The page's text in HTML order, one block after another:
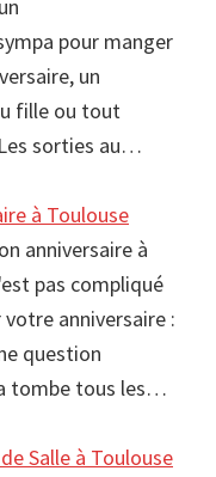
pour manger
un
fille ou tout
sorties au…
à Toulouse
anniversaire à
pas compliqué
anniversaire :
question
tombe tous les…
Salle à Toulouse